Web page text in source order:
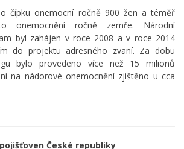
čípku onemocní ročně 900 žen a téměř
ročně zemře. Národní
byl zahájen v roce 2008 a v roce 2014
do projektu adresného zvaní. Za dobu
bylo provedeno více než 15 milionů
na nádorové onemocnění zjištěno u cca
České republiky